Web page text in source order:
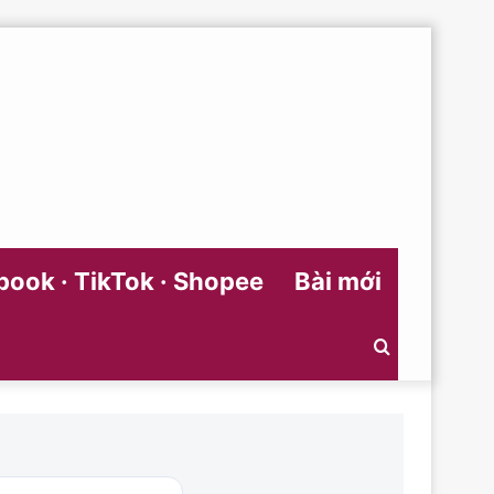
· TikTok · Shopee Bài mới
Search